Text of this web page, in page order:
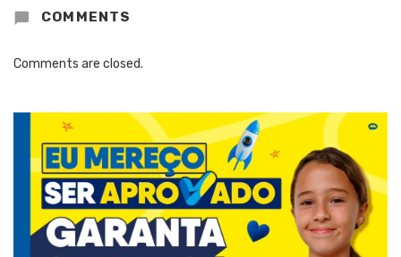
COMMENTS
Comments are closed.